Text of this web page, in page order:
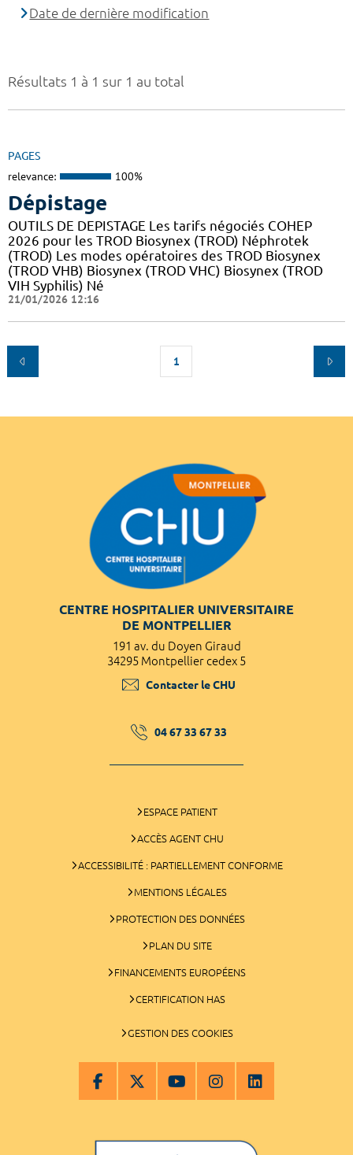
Résultats 1 à 1 sur 1 au total
PAGES
relevance: 100%
Dépistage
OUTILS DE DEPISTAGE Les tarifs négociés COHEP
2026 pour les TROD Biosynex (TROD) Néphrotek
(TROD) Les modes opératoires des TROD Biosynex
(TROD VHB) Biosynex (TROD VHC) Biosynex (TROD
VIH Syphilis) Né
21/01/2026 12:16
1
Date de dernière modification
CENTRE HOSPITALIER UNIVERSITAIRE
DE MONTPELLIER
191 av. du Doyen Giraud
34295 Montpellier cedex 5
Contacter le CHU
04 67 33 67 33
ESPACE PATIENT
ACCÈS AGENT CHU
ACCESSIBILITÉ : PARTIELLEMENT CONFORME
MENTIONS LÉGALES
PROTECTION DES DONNÉES
PLAN DU SITE
FINANCEMENTS EUROPÉENS
CERTIFICATION HAS
GESTION DES COOKIES